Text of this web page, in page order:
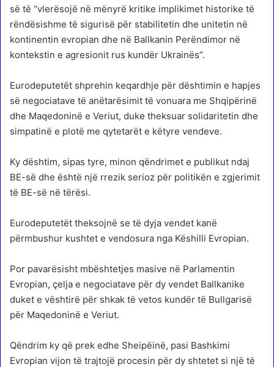
së të “vlerësojë në mënyrë kritike implikimet historike të
rëndësishme të sigurisë për stabilitetin dhe unitetin në
kontinentin evropian dhe në Ballkanin Perëndimor në
kontekstin e agresionit rus kundër Ukrainës”.
Eurodeputetët shprehin keqardhje për dështimin e hapjes
së negociatave të anëtarësimit të vonuara me Shqipërinë
dhe Maqedoninë e Veriut, duke theksuar solidaritetin dhe
simpatinë e plotë me qytetarët e këtyre vendeve.
Ky dështim, sipas tyre, minon qëndrimet e publikut ndaj
BE-së dhe është një rrezik serioz për politikën e zgjerimit
të BE-së në tërësi.
Eurodeputetët theksojnë se të dyja vendet kanë
përmbushur kushtet e vendosura nga Këshilli Evropian.
Por pavarësisht mbështetjes masive në Parlamentin
Evropian, çelja e negociatave për dy vendet Ballkanike
duket e vështirë për shkak të vetos kundër të Bullgarisë
për Maqedoninë e Veriut.
Qëndrim ky që prek edhe Sheipëinë, pasi Bashkimi
Evropian vijon të trajtojë procesin për dy shtetet si një të